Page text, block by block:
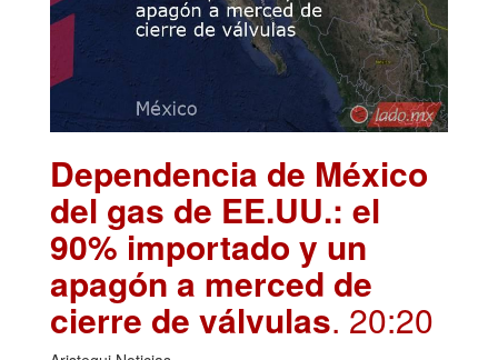
Dependencia de México
del gas de EE.UU.: el
90% importado y un
apagón a merced de
cierre de válvulas. 20:20